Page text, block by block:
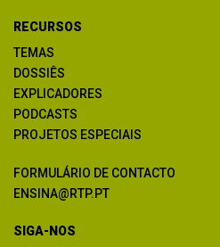
RECURSOS
TEMAS
DOSSIÊS
EXPLICADORES
PODCASTS
PROJETOS ESPECIAIS
FORMULÁRIO DE CONTACTO
ENSINA@RTP.PT
SIGA-NOS